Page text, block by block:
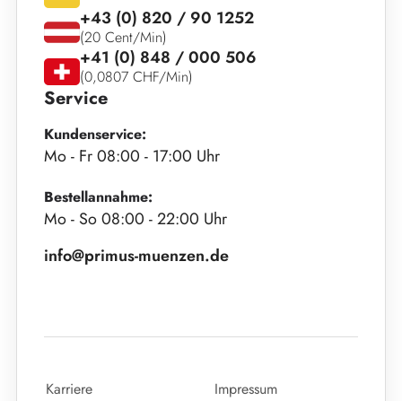
Service
Kundenservice:
Mo - Fr 08:00 - 17:00 Uhr
Bestellannahme:
Mo - So 08:00 - 22:00 Uhr
info@primus-muenzen.de
+43 (0) 820 / 90 1252
(20 Cent/Min)
+41 (0) 848 / 000 506
(0,0807 CHF/Min)
Karriere
Impressum